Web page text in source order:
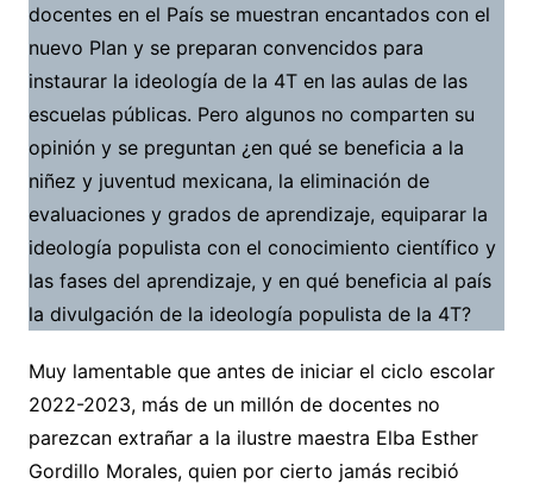
docentes en el País se muestran encantados con el
nuevo Plan y se preparan convencidos para
instaurar la ideología de la 4T en las aulas de las
escuelas públicas. Pero algunos no comparten su
opinión y se preguntan ¿en qué se beneficia a la
niñez y juventud mexicana, la eliminación de
evaluaciones y grados de aprendizaje, equiparar la
ideología populista con el conocimiento científico y
las fases del aprendizaje, y en qué beneficia al país
la divulgación de la ideología populista de la 4T?
Muy lamentable que antes de iniciar el ciclo escolar
2022-2023, más de un millón de docentes no
parezcan extrañar a la ilustre maestra Elba Esther
Gordillo Morales, quien por cierto jamás recibió